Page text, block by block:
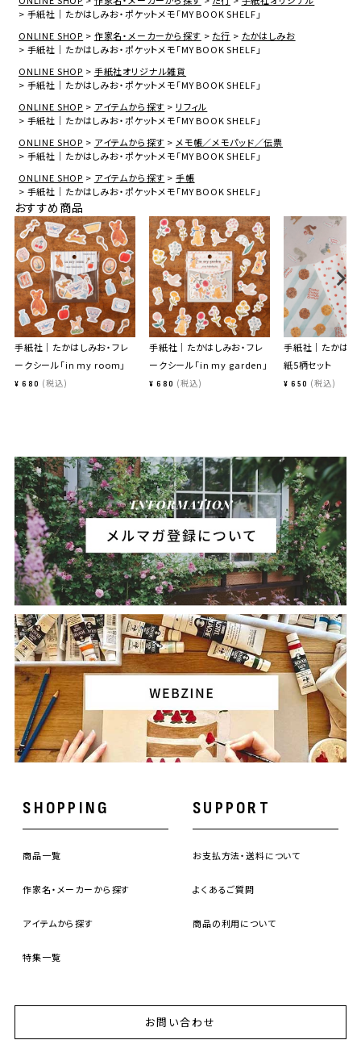
手紙社｜たかはしみお・ポケットメモ「MY BOOK SHELF」
ONLINE SHOP
作家名・メーカーから探す た行
たかはしみお
手紙社｜たかはしみお・ポケットメモ「MY BOOK SHELF」
ONLINE SHOP
手紙社オリジナル雑貨
手紙社｜たかはしみお・ポケットメモ「MY BOOK SHELF」
ONLINE SHOP
アイテムから探す
リフィル
手紙社｜たかはしみお・ポケットメモ「MY BOOK SHELF」
ONLINE SHOP
アイテムから探す
メモ帳／メモパッド／伝票
手紙社｜たかはしみお・ポケットメモ「MY BOOK SHELF」
ONLINE SHOP
アイテムから探す
手帳
手紙社｜たかはしみお・ポケットメモ「MY BOOK SHELF」
おすすめ商品
手紙社｜たかはしみお・フレ
ークシール「in my room」
¥ 680 税込
手紙社｜たかはしみお・フレ
ークシール「in my garden」
¥ 680 税込
手紙社｜たかはし
紙5柄セット
¥ 650 税込
SHOPPING
商品一覧
作家名・メーカーから探す
アイテムから探す
特集一覧
SUPPORT
お支払方法・送料について
よくあるご質問
商品の利用について
お問い合わせ